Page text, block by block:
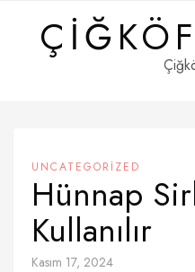
UNCATEGORIZED
Hünnap
Kullanılır
Kasım 17, 2024